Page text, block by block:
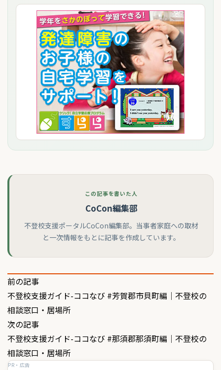
この記事を書いた人
CoCon編集部
不登校支援ポータルCoCon編集部。当事者家庭への取材
と一次情報をもとに記事を作成しています。
投
稿
ナ
ビ
ゲ
前の記事
不登校支援ガイド-ココなび #芳賀郡市貝町編｜不登校の
相談窓口・居場所
次の記事
不登校支援ガイド-ココなび #那須郡那須町編｜不登校の
相談窓口・居場所
PR・広告